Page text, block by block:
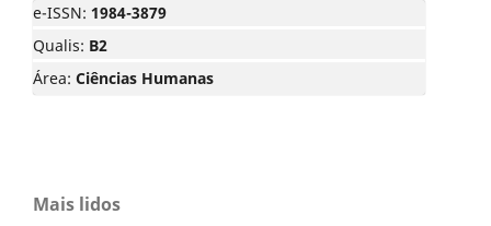
e-ISSN: 1984-3879
Qualis: B2
Área: Ciências Humanas
Mais lidos